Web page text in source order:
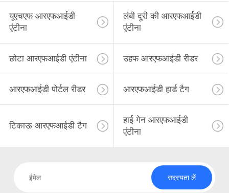
यूएचएफ आरएफआईडी
एंटीना
लंबी दूरी की आरएफआईडी
एंटीना
छोटा आरएफआईडी एंटीना उहफ आरएफआईडी रीडर
आरएफआईडी पोर्टल रीडर आरएफआईडी हार्ड टैग
टिकाऊ आरएफआईडी टैग
हाई गेन आरएफआईडी
एंटीना
सदस्यता लें